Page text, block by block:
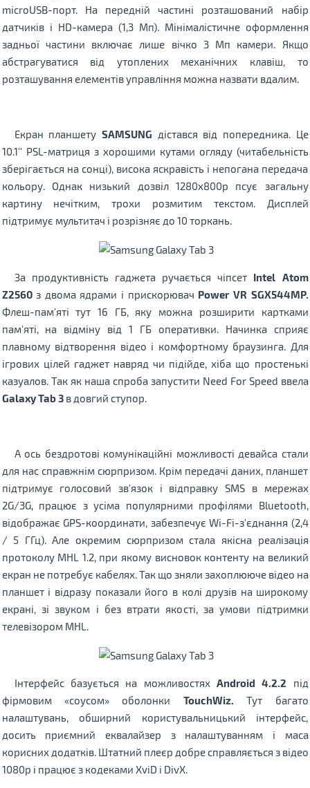
microUSB-порт. На передній частині розташований набір
датчиків і HD-камера (1,3 Мп). Мінімалістичне оформлення
задньої частини включає лише вічко 3 Мп камери. Якщо
абстрагуватися від утоплених механічних клавіш, то
розташування елементів управління можна назвати вдалим.
Екран планшету SAMSUNG дістався від попередника. Це
10.1'' PSL-матриця з хорошими кутами огляду (читабельність
зберігається на сонці), висока яскравість і непогана передача
кольору. Однак низький дозвіл 1280x800р псує загальну
картину нечітким, трохи розмитим текстом. Дисплей
підтримує мультитач і розрізняє до 10 торкань.
За продуктивність гаджета ручається чіпсет Intel Atom
Z2560з двома ядрами і прискорювач Power VR SGX544MP.
Флеш-пам'яті тут 16 ГБ, яку можна розширити картками
пам'яті, на відміну від 1 ГБ оперативки. Начинка сприяє
плавному відтворення відео і комфортному браузинга. Для
ігрових цілей гаджет навряд чи підійде, хіба що простенькі
казуалов. Так як наша спроба запустити Need For Speed ​​ввела
Galaxy Tab 3в довгий ступор.
А ось бездротові комунікаційні можливості девайса стали
для нас справжнім сюрпризом. Крім передачі даних, планшет
підтримує голосовий зв'язок і відправку SMS в мережах
2G/3G, працює з усіма популярними профілями Bluetooth,
відображає GPS-координати, забезпечує Wi-Fi-з'єднання (2,4
/ 5 ГГц). Але окремим сюрпризом стала якісна реалізація
протоколу MHL 1.2, при якому висновок контенту на великий
екран не потребує кабелях. Так що зняли захоплююче відео на
планшет і відразу показали його в колі друзів на широкому
екрані, зі звуком і без втрати якості, за умови підтримки
телевізором MHL.
Інтерфейс базується на можливостях Android 4.2.2 під
фірмовим «соусом» оболонки TouchWiz. Тут багато
налаштувань, обширний користувальницький інтерфейс,
досить приємний еквалайзер з налаштуванням і маса
корисних додатків. Штатний плеєр добре справляється з відео
1080p і працює з кодеками XviD і DivX.